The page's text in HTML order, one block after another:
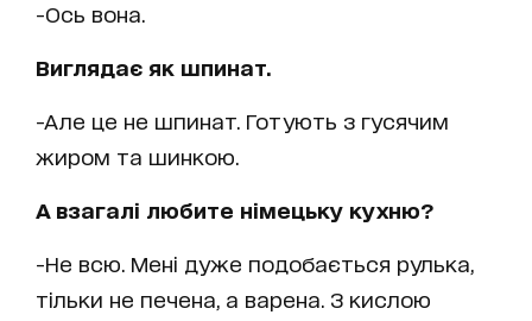
-Ось вона.
Виглядає як шпинат.
-Але це не шпинат. Готують з гусячим
жиром та шинкою.
А взагалі любите німецьку кухню?
-Не всю. Мені дуже подобається рулька,
тільки не печена, а варена. З кислою